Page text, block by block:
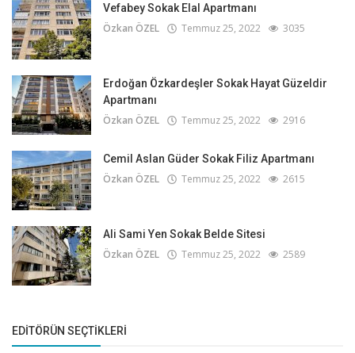
Vefabey Sokak Elal Apartmanı
Özkan ÖZEL Temmuz 25, 2022 3035
Erdoğan Özkardeşler Sokak Hayat Güzeldir
Apartmanı
Özkan ÖZEL Temmuz 25, 2022 2916
Cemil Aslan Güder Sokak Filiz Apartmanı
Özkan ÖZEL Temmuz 25, 2022 2615
Ali Sami Yen Sokak Belde Sitesi
Özkan ÖZEL Temmuz 25, 2022 2589
EDITÖRÜN SEÇTIKLERI